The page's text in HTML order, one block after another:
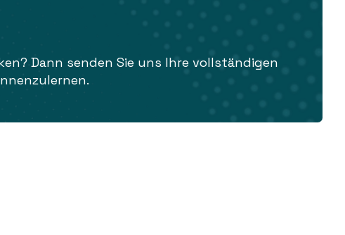
Dann senden Sie uns Ihre vollständigen